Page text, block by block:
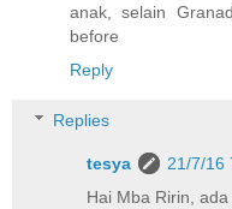
anak, selain
before
Reply
Replies
tesya
21/7/16
Hai Mba Ririn,